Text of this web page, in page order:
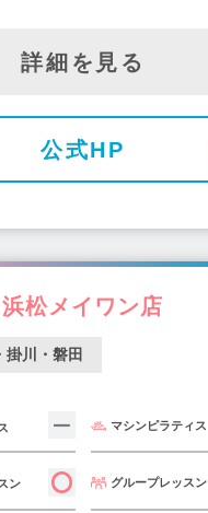
詳細を見る
公式HP
松メイワン店
掛川・磐田
マシンピラティス
ン グループレッスン